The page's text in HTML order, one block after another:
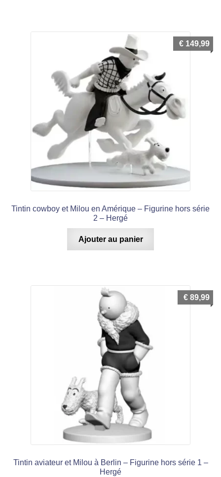
Tintin cowboy et Milou en Amérique – Figurine hors série
2 – Hergé
€ 149,99
Ajouter au panier
Tintin aviateur et Milou à Berlin – Figurine hors série 1 –
Hergé
€ 89,99